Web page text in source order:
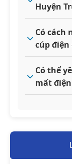
Huyện
Có cách
cúp điện
Có thể
mất